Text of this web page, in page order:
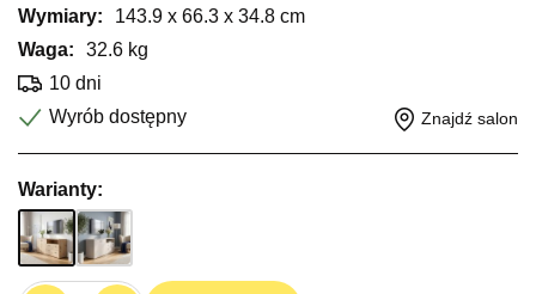
Wymiary:
143.9 x 66.3 x 34.8 cm
Waga:
32.6 kg
10 dni
Wyrób dostępny
Znajdź salon
Warianty: